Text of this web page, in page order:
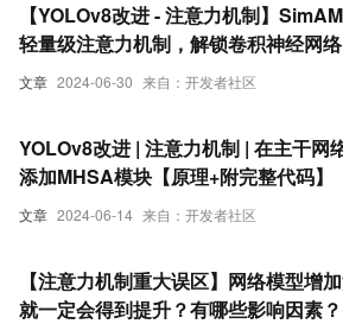
文章 2024-06-30 来自：开发者社区
【YOLOv8改进 - 注意力机制】SimAM
轻量级注意力机制，解锁卷积神经网
潜力
文章 2024-06-14 来自：开发者社区
YOLOv8改进 | 注意力机制 | 在主干网
添加MHSA模块【原理+附完整代码】
【注意力机制重大误区】网络模型增
就一定会得到提升？有哪些影响因素？